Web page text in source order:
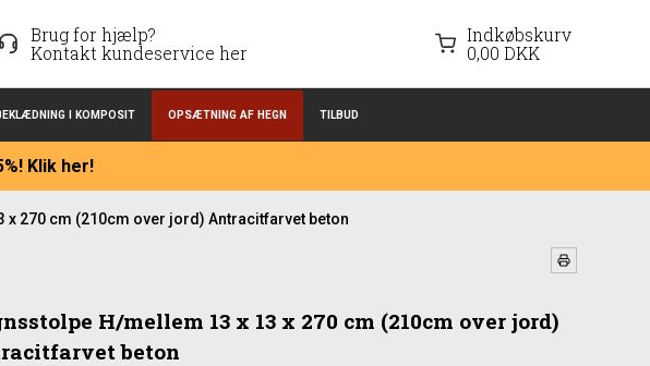
Brug for hjælp?
Kontakt kundeservice her
Indkøbskurv
0,00 DKK
I KOMPOSIT OPSÆTNING AF HEGN TILBUD
Klik her!
x 270 cm (210cm over jord) Antracitfarvet beton
H/mellem 13 x 13 x 270 cm (210cm over jord)
beton